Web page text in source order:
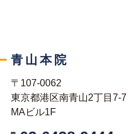
青山本院
〒107-0062
東京都港区南青山2丁目7-7
MAビル1F